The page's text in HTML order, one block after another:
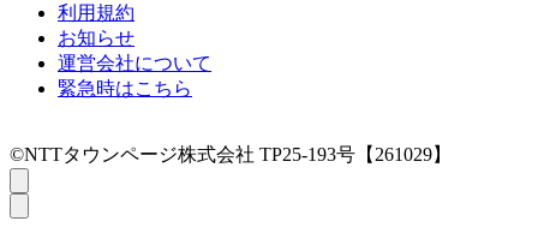
利用規約
お知らせ
運営会社について
緊急時はこちら
©NTTタウンページ株式会社 TP25-193号【261029】